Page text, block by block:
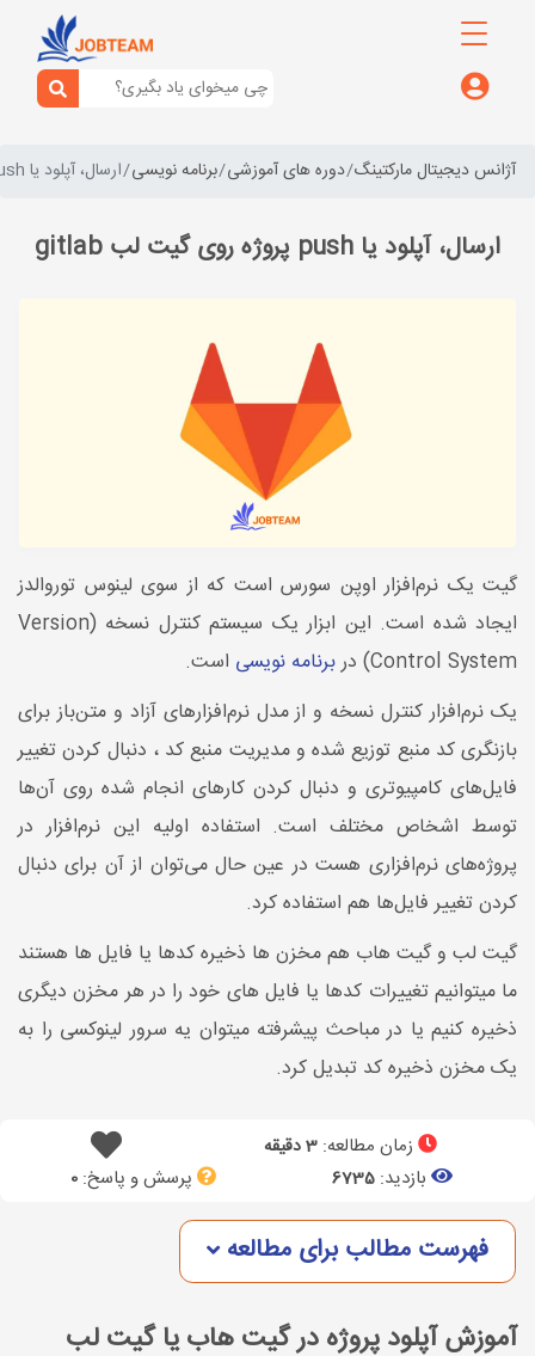
آژانس دیجیتال مارکتینگ دوره های آموزشی برنامه نویسی ارسال، آپلود یا push پروژه روی گیت لب gitlab
ارسال، آپلود یا push پروژه روی گیت لب gitlab
گیت یک نرم‌افزار اوپن سورس است که از سوی لینوس توروالدز
ایجاد شده است. این ابزار یک سیستم کنترل نسخه (Version
Control System) در
برنامه نویسی است.
یک نرم‌افزار کنترل نسخه و از مدل نرم‌افزارهای آزاد و متن‌باز برای
بازنگری کد منبع توزیع شده و مدیریت منبع کد ، دنبال کردن تغییر
فایل‌های کامپیوتری و دنبال کردن کارهای انجام شده روی آن‌ها
توسط اشخاص مختلف است. استفاده اولیه این نرم‌افزار در
پروژه‌های نرم‌افزاری هست در عین حال می‌توان از آن برای دنبال
کردن تغییر فایل‌ها هم استفاده کرد.
گیت لب و گیت هاب هم مخزن ها ذخیره کدها یا فایل ها هستند
ما میتوانیم تغییرات کدها یا فایل های خود را در هر مخزن دیگری
ذخیره کنیم یا در مباحث پیشرفته میتوان یه سرور لینوکسی را به
یک مخزن ذخیره کد تبدیل کرد.
زمان مطالعه: 3 دقیقه
بازدید: 6735 پرسش و پاسخ:0
فهرست مطالب برای مطالعه
آموزش آپلود پروژه در گیت هاب یا گیت لب